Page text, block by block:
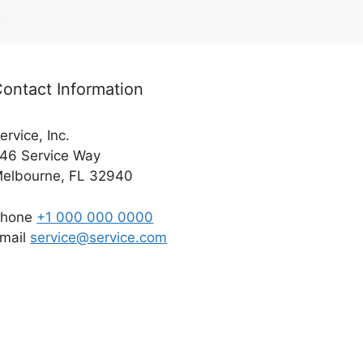
Information
Inc.
Service Way
FL 32940
+1 000 000 0000
service@service.com